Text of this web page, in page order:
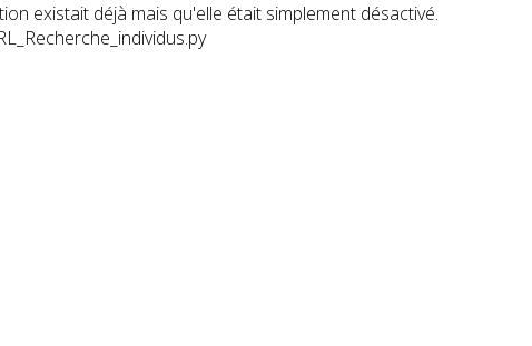
existait déjà mais qu'elle était simplement désactivé.